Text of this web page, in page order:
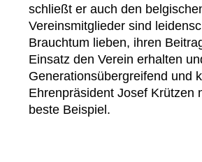
schließt er auch den
Vereinsmitglieder sind
Brauchtum lieben, ihren
Einsatz den Verein erhalten
Generationsübergreifend und
Ehrenpräsident Josef Krützen
beste Beispiel.